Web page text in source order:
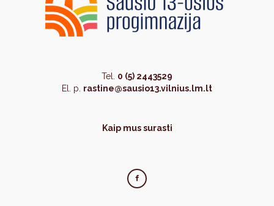
Tel. 0 (5) 2443529
El. p. rastine@sausio13.vilnius.lm.lt
Kaip mus surasti